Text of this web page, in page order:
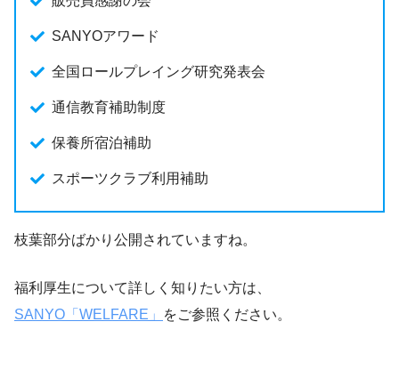
SANYOアワード
全国ロールプレイング研究発表会
通信教育補助制度
保養所宿泊補助
スポーツクラブ利用補助
枝葉部分ばかり公開されていますね。
福利厚生について詳しく知りたい方は、
SANYO「WELFARE」
をご参照ください。